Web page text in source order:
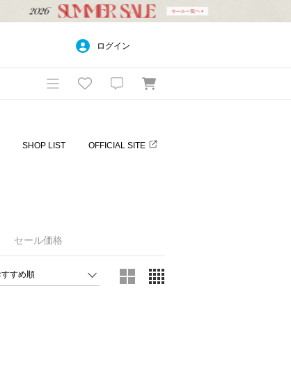
ログイン
SHOP LIST OFFICIAL SITE
セール価格